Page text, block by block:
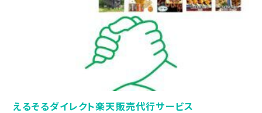
えるそるダイレクト楽天販売代行サービス